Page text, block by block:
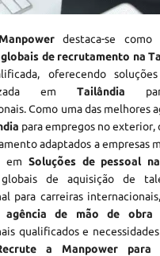
destaca-se
de recrutamento na
oferecendo
em Tailândia
Como uma das melhores
para empregos no exterior,
adaptados a empresas
em Soluções de pessoal
globais de aquisição de
para carreiras
agência de mão de obra
qualificados e
a Manpower para